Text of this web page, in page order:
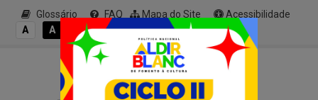
Glossário FAQ Mapa do Site
Acessibilidade
A
A A A+